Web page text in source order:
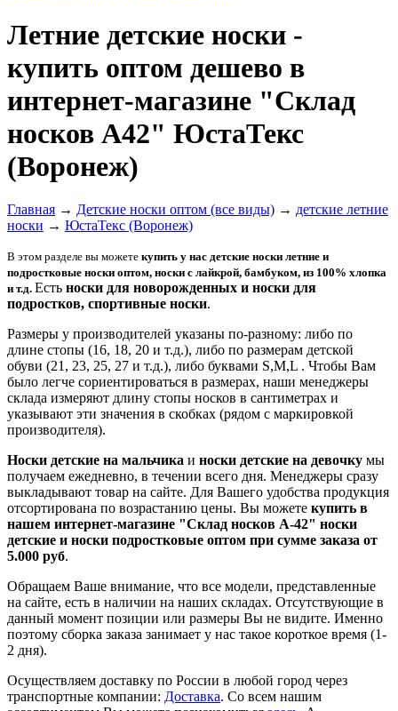
Летние детские носки -
купить оптом дешево в
интернет-магазине "Склад
носков А42" ЮстаТекс
(Воронеж)
Главная → Детские носки оптом (все виды) → детские летние
носки → ЮстаТекс (Воронеж)
В этом разделе вы можете купить у нас детские носки летние и
подростковые носки оптом, носки с лайкрой, бамбуком, из 100% хлопка
и т.д. Есть носки для новорожденных и носки для
подростков, спортивные носки.
Размеры у производителей указаны по-разному: либо по
длине стопы (16, 18, 20 и т.д.), либо по размерам детской
обуви (21, 23, 25, 27 и т.д.), либо буквами S,M,L . Чтобы Вам
было легче сориентироваться в размерах, наши менеджеры
склада измеряют длину стопы носков в сантиметрах и
указывают эти значения в скобках (рядом с маркировкой
производителя).
Носки детские на мальчика и носки детские на девочку мы
получаем ежедневно, в течении всего дня. Менеджеры сразу
выкладывают товар на сайте. Для Вашего удобства продукция
отсортирована по возрастанию цены. Вы можете купить в
нашем интернет-магазине "Склад носков А-42" носки
детские и носки подростковые оптом при сумме заказа от
5.000 руб.
Обращаем Ваше внимание, что все модели, представленные
на сайте, есть в наличии на наших складах. Отсутствующие в
данный момент позиции или размеры Вы не видите. Именно
поэтому сборка заказа занимает у нас такое короткое время (1-
2 дня).
Осуществляем доставку по России в любой город через
транспортные компании: Доставка. Со всем нашим